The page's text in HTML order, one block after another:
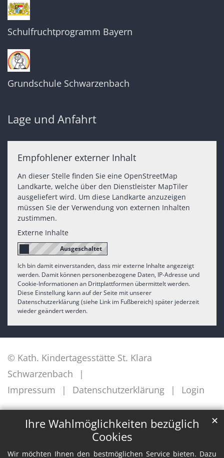
Ihre Wahlmöglichkeiten bezüglich
Cookies
Wir möchten Ihnen den bestmöglichen Service bieten. Dazu
✕
Schulfruchtprogramm Bayern
Grundschule Schwarzenbach
Lage und Anfahrt
Empfohlener externer Inhalt
An dieser Stelle finden Sie eine OpenStreetMap
Landkarte, welche über den Dienstleister MapTiler
ausgeliefert wird. Um diese Landkarte anzuzeigen
müssen Sie der Verwendung von externen Inhalten
zustimmen.
Externe Inhalte
Ich bin damit einverstanden, dass mir externe Inhalte angezeigt
werden. Damit können personenbezogene Daten, IP-Adresse und
Cookie-Informationen an Drittplattformen übermittelt werden.
Diese Einstellung kann auf der Seite mit unserer
Datenschutzerklärung (siehe Link im Fußbereich) später jederzeit
wieder geändert werden.
© Kath. Kindertagesstätte St. Klara
Schwarzenbach
Impressum
Datenschutzerklärung Login